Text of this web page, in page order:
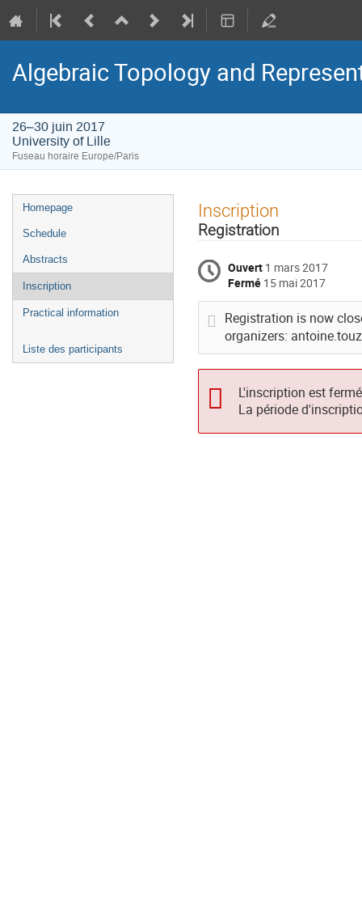
Algebraic Topology and
26–30 juin 2017
University of Lille
Fuseau horaire Europe/Paris
Menu
de
Homepage
Schedule
Abstracts
Inscription
Practical information
Liste des participants
Inscription
Registration
Ouvert 1 mars 2017
Fermé 15 mai 2017
Registration is now
organizers:
L'inscription est
La période